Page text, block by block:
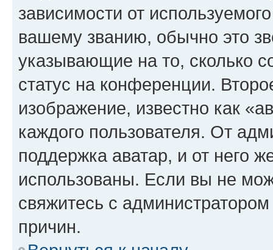
зависимости от
вашему званию, обычно это
указывающие на то, сколько
статус на конференции.
изображение, известно как
каждого пользователя. От
поддержка аватар, и от него
использованы. Если вы не
свяжитесь с
причин.